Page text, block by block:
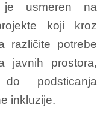
je usmeren na
koji kroz
različite potrebe
javnih prostora,
podsticanja
inkluzije.